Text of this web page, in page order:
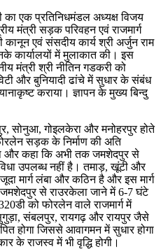
एक प्रतिनिधमंडल अध्यक्ष विजय
मंत्री सड़क परिवहन एवं राजमार्ग
कानून एवं संसदीय कार्य श्री अर्जुन राम
कार्यालयों में मुलाकात की। इस
मंत्री श्री नीतिन गडकरी को
और बुनियादी ढांचे में सुधार के संबंध
कराया। ज्ञापन के मुख्य बिन्दु
सोनुआ, गोइलकेरा और मनोहरपुर होते
सड़क के निर्माण की अति
और कहा कि अभी तक जमशेदपुर से
उपलब्ध नहीं है। तमाड़, खूंटी और
मार्ग लंबा और कठिन है और इस मार्ग
से राउरकेला जाने में 6-7 घंटे
को फोरलेन वाले राजमार्ग में
संबलपुर, रायगढ़ और रायपुर जैसे
होगा जिससे आवागमन में सुधार होगा
के राजस्व में भी वृद्धि होगी।